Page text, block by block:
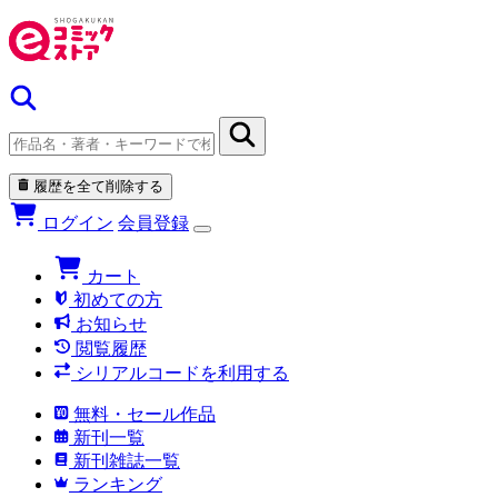
履歴を全て削除する
ログイン 会員登録
カート
初めての方
お知らせ
閲覧履歴
シリアルコードを利用する
無料・セール作品
新刊一覧
新刊雑誌一覧
ランキング